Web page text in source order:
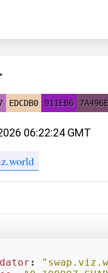
EDCDB0 911EB6 7A496E
06:22:24 GMT
: